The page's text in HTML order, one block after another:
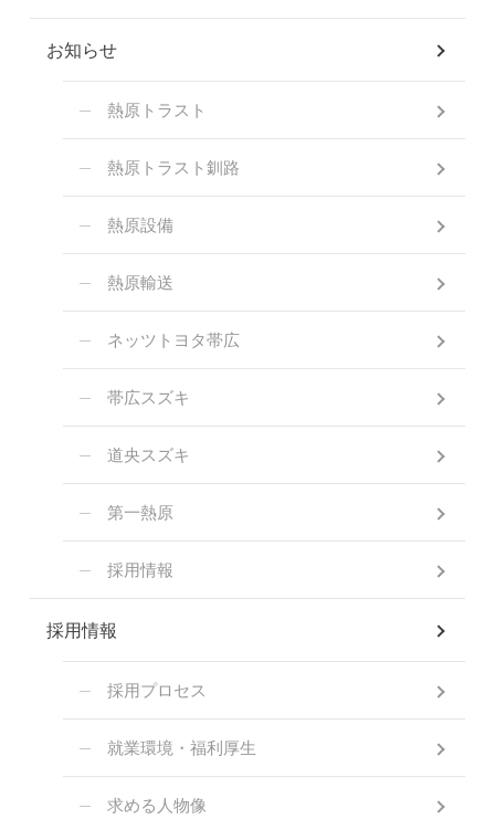
お知らせ
熱原トラスト
熱原トラスト釧路
熱原設備
熱原輸送
ネッツトヨタ帯広
帯広スズキ
道央スズキ
第一熱原
採用情報
採用情報
採用プロセス
就業環境・福利厚生
求める人物像